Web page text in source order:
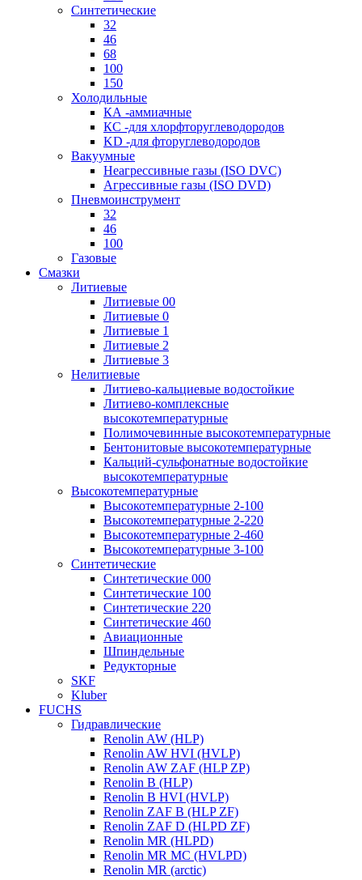
Синтетические
32
46
68
100
150
Холодильные
КА -аммиачные
КС -для хлорфторуглеводородов
KD -для фторуглеводородов
Вакуумные
Неагрессивные газы (ISO DVC)
Агрессивные газы (ISO DVD)
Пневмоинструмент
32
46
100
Газовые
Смазки
Литиевые
Литиевые 00
Литиевые 0
Литиевые 1
Литиевые 2
Литиевые 3
Нелитиевые
Литиево-кальциевые водостойкие
Литиево-комплексные
высокотемпературные
Полимочевинные высокотемпературные
Бентонитовые высокотемпературные
Кальций-сульфонатные водостойкие
высокотемпературные
Высокотемпературные
Высокотемпературные 2-100
Высокотемпературные 2-220
Высокотемпературные 2-460
Высокотемпературные 3-100
Синтетические
Синтетические 000
Синтетические 100
Синтетические 220
Синтетические 460
Авиационные
Шпиндельные
Редукторные
SKF
Kluber
FUCHS
Гидравлические
Renolin AW (HLP)
Renolin AW HVI (HVLP)
Renolin AW ZAF (HLP ZP)
Renolin B (HLP)
Renolin B HVI (HVLP)
Renolin ZAF B (HLP ZF)
Renolin ZAF D (HLPD ZF)
Renolin MR (HLPD)
Renolin MR MC (HVLPD)
Renolin MR (arctic)